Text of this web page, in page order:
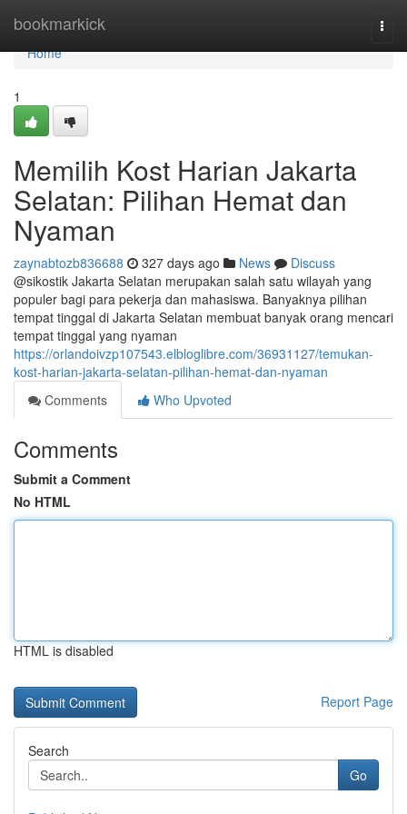
bookmarkick
Home
Home
1
Memilih Kost Harian Jakarta
Selatan: Pilihan Hemat dan
Nyaman
zaynabtozb836688 327 days ago News
Discuss
@sikostik Jakarta Selatan merupakan salah satu wilayah yang
populer bagi para pekerja dan mahasiswa. Banyaknya pilihan
tempat tinggal di Jakarta Selatan membuat banyak orang mencari
tempat tinggal yang nyaman
https://orlandoivzp107543.elbloglibre.com/36931127/temukan-
kost-harian-jakarta-selatan-pilihan-hemat-dan-nyaman
Comments
Who Upvoted
Comments
Submit a Comment
No HTML
HTML is disabled
Report Page
Search
Go